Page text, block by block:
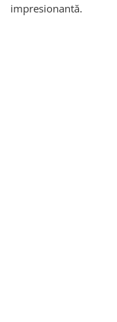
impresionantă.